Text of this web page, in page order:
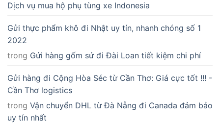
Dịch vụ mua hộ phụ tùng xe Indonesia
Gửi thực phẩm khô đi Nhật uy tín, nhanh chóng số 1
2022
trong Gửi hàng gốm sứ đi Đài Loan tiết kiệm chi phí
Gửi hàng đi Cộng Hòa Séc từ Cần Thơ: Giá cực tốt !!! -
Cần Thơ logistics
trong Vận chuyển DHL từ Đà Nẵng đi Canada đảm bảo
uy tín nhất